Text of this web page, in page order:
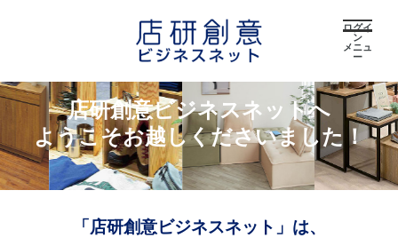
ログイ
ン
メニュ
ー
店研創意ビジネスネットへ
ようこそお越しくださいました！
「店研創意ビジネスネット」は、